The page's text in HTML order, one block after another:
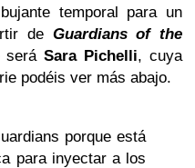
temporal para un
de Guardians of the
seráSara Pichelli, cuya
podéis ver más abajo.
porque está
para inyectar a los